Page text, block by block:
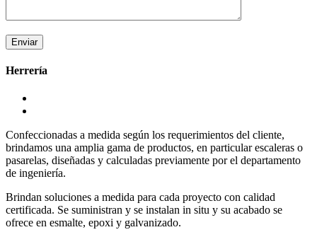
Herrería
Confeccionadas a medida según los requerimientos del cliente,
brindamos una amplia gama de productos, en particular escaleras o
pasarelas, diseñadas y calculadas previamente por el departamento
de ingeniería.
Brindan soluciones a medida para cada proyecto con calidad
certificada. Se suministran y se instalan in situ y su acabado se
ofrece en esmalte, epoxi y galvanizado.